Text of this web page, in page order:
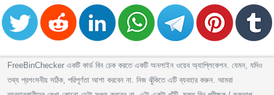
FreeBinChecker একটি কার্ড বিন চেক করতে একটি অনলাইন ওয়েব অ্যাপ্লিকেশন. যেমন, যদিও
তথ্য প্রশংসনীয় সঠিক, পরিপূর্ণতা আশা করবেন না. নিজ ঝুঁকিতে এটি ব্যবহার করুন. আমরা